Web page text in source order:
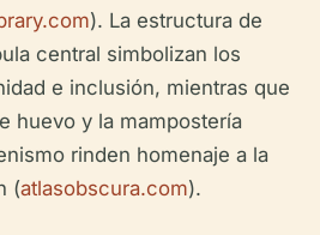
). La estructura de
central simbolizan los
e inclusión, mientras que
huevo y la mampostería
rinden homenaje a la
(atlasobscura.com).